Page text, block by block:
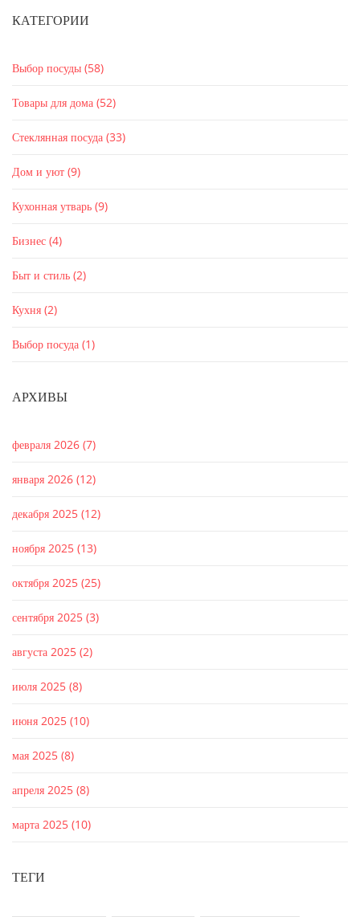
КАТЕГОРИИ
Выбор посуды (58)
Товары для дома (52)
Стеклянная посуда (33)
Дом и уют (9)
Кухонная утварь (9)
Бизнес (4)
Быт и стиль (2)
Кухня (2)
Выбор посуда (1)
АРХИВЫ
февраля 2026 (7)
января 2026 (12)
декабря 2025 (12)
ноября 2025 (13)
октября 2025 (25)
сентября 2025 (3)
августа 2025 (2)
июля 2025 (8)
июня 2025 (10)
мая 2025 (8)
апреля 2025 (8)
марта 2025 (10)
ТЕГИ